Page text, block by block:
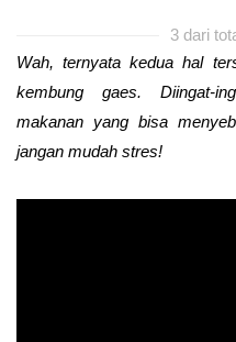
3 dari
Wah, ternyata kedua hal
kembung gaes. Diingat-
makanan yang bisa
jangan mudah stres!